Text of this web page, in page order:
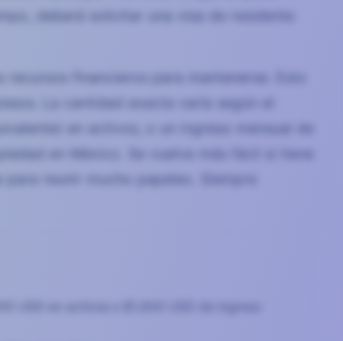
deberá solicitar una visa de residente
financieros para mantenerse. Esto
La cantidad exacta varía según el
reunir mucho papeleo. Siempre